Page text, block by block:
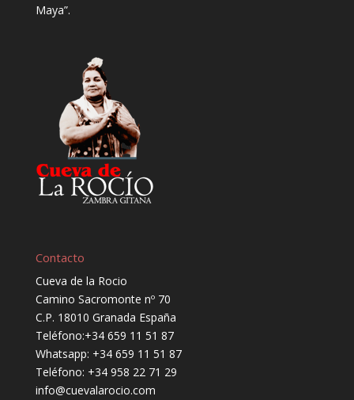
Maya”.
Contacto
Cueva de la Rocio
Camino Sacromonte nº 70
C.P. 18010 Granada España
Teléfono:+34 659 11 51 87
Whatsapp: +34 659 11 51 87
Teléfono: +34 958 22 71 29
info@cuevalarocio.com